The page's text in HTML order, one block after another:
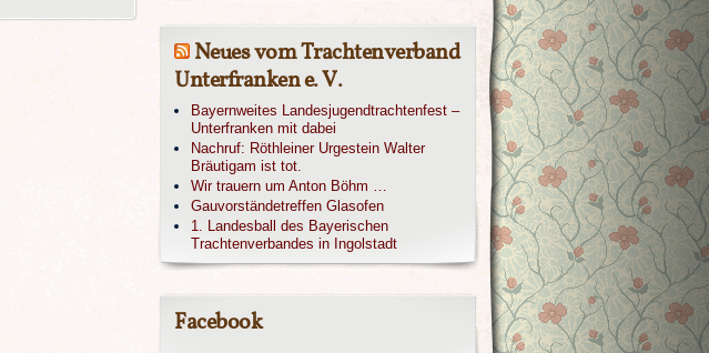
Neues vom Trachtenverband
Unterfranken e. V.
Bayernweites Landesjugendtrachtenfest –
Unterfranken mit dabei
Nachruf: Röthleiner Urgestein Walter
Bräutigam ist tot.
Wir trauern um Anton Böhm …
Gauvorständetreffen Glasofen
1. Landesball des Bayerischen
Trachtenverbandes in Ingolstadt
Facebook